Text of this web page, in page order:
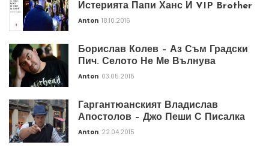
Истерията Папи Ханс И VIP Brother
Anton 18.10.2016
Борислав Колев – Аз Съм Градски
Пич. Селото Не Ме Вълнува
Anton 03.05.2015
Гаргантюанският Владислав
Апостолов – Джо Пеши С Писалка
Anton 22.04.2015